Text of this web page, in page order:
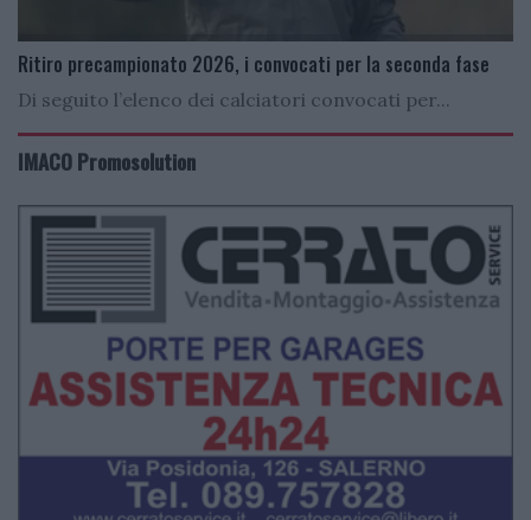
Ritiro precampionato 2026, i convocati per la seconda fase
Di seguito l’elenco dei calciatori convocati per...
IMACO Promosolution